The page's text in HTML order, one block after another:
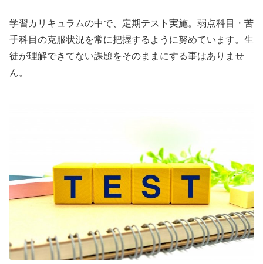
学習カリキュラムの中で、定期テスト実施。弱点科目・苦
手科目の克服状況を常に把握するように努めています。生
徒が理解できてない課題をそのままにする事はありませ
ん。